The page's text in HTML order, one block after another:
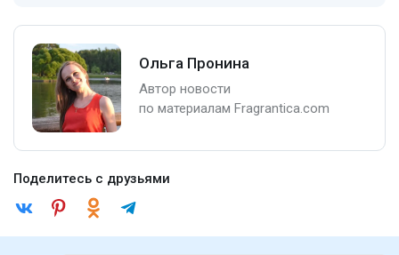
Ольга Пронина
Автор новости
по материалам Fragrantica.com
Поделитесь с друзьями